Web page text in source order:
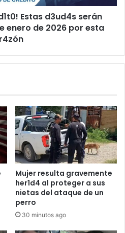
Estas d3ud4s serán
enero de 2026 por esta
r4zón
Mujer resulta gravemente
her1d4 al proteger a sus
nietas del ataque de un
perro
30 minutos ago